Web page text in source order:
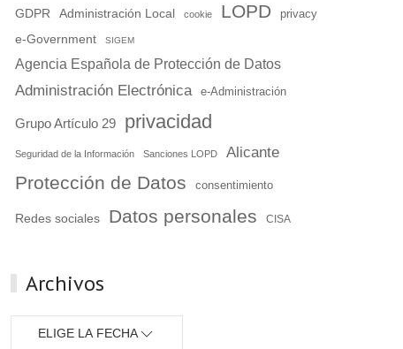
GDPR Administración Local cookie LOPD privacy
e-Government SIGEM
Agencia Española de Protección de Datos
Administración Electrónica e-Administración
Grupo Artículo 29 privacidad
Seguridad de la Información Sanciones LOPD Alicante
Protección de Datos consentimiento
Redes sociales Datos personales CISA
Archivos
ELIGE LA FECHA